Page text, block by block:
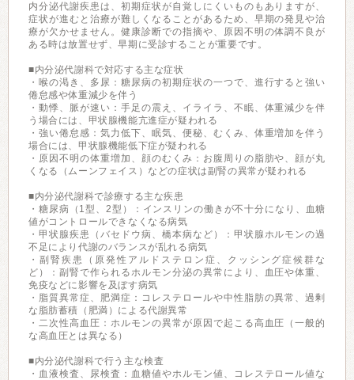
内分泌代謝疾患は、初期症状が自覚しにくいものもありますが、
症状が進むと治療が難しくなることがあるため、早期の発見や治
療が欠かせません。健康診断での指摘や、原因不明の体調不良が
ある時は放置せず、早期に受診することが重要です。
■内分泌代謝科で対応する主な症状
・喉の渇き、多尿：糖尿病の初期症状の一つで、進行すると強い
倦怠感や体重減少を伴う
・動悸、脈が速い：手足の震え、イライラ、不眠、体重減少を伴
う場合には、甲状腺機能亢進症が疑われる
・強い倦怠感：気力低下、眠気、便秘、むくみ、体重増加を伴う
場合には、甲状腺機能低下症が疑われる
・原因不明の体重増加、顔のむくみ：お腹周りの脂肪や、顔が丸
くなる（ムーンフェイス）などの症状は副腎の異常が疑われる
■内分泌代謝科で診療する主な疾患
・糖尿病（1型、2型）：インスリンの働きが不十分になり、血糖
値がコントロールできなくなる病気
・甲状腺疾患（バセドウ病、橋本病など）：甲状腺ホルモンの過
不足により代謝のバランスが乱れる病気
・副腎疾患（原発性アルドステロン症、クッシング症候群な
ど）：副腎で作られるホルモン分泌の異常により、血圧や体重、
免疫などに影響を及ぼす病気
・脂質異常症、肥満症：コレステロールや中性脂肪の異常、過剰
な脂肪蓄積（肥満）による代謝異常
・二次性高血圧：ホルモンの異常が原因で起こる高血圧（一般的
な高血圧とは異なる）
■内分泌代謝科で行う主な検査
・血液検査、尿検査：血糖値やホルモン値、コレステロール値な